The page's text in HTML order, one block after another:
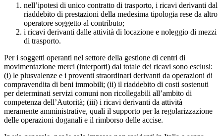
nell’ipotesi di unico contratto di trasporto, i ricavi derivanti dal
riaddebito di prestazioni della medesima tipologia rese da altro
operatore soggetto al contributo;
i ricavi derivanti dalle attività di locazione e noleggio di mezzi
di trasporto.
Per i soggetti operanti nel settore della gestione di centri di
movimentazione merci (interporti) dal totale dei ricavi sono esclusi:
(i) le plusvalenze e i proventi straordinari derivanti da operazioni di
compravendita di beni immobili; (ii) il riaddebito di costi sostenuti
per determinati servizi comuni non ricollegabili all’ambito di
competenza dell’Autorità; (iii) i ricavi derivanti da attività
meramente amministrative, quali il supporto per la regolarizzazione
delle operazioni doganali e il rimborso delle accise.